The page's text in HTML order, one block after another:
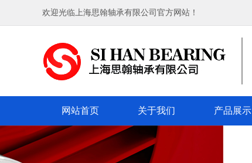
欢迎光临上海思翰轴承有限公司官方网站！
网站首页 关于我们 产品展示